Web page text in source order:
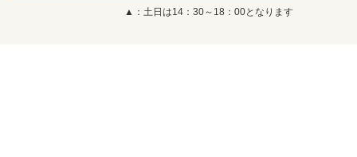
▲：土日は14：30～18：00となります